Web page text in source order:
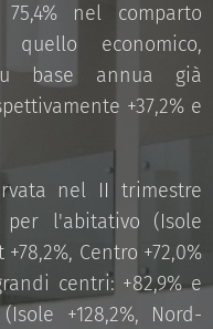
nel comparto
economico,
base annua già
+37,2% e
nel II trimestre
l'abitativo (Isole
Centro +72,0%
centri: +82,9% e
+128,2%, Nord-